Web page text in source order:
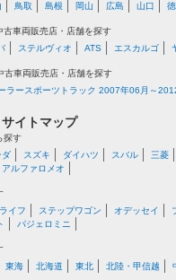
鳥取 島根 岡山 広島 山口
古車両販売店・店舗を探す
ステルヴィオ ATS エスカルゴ
古車両販売店・店舗を探す
ラースポーツトラック 2007年06月～
イトマップ
探す
ダ スズキ ダイハツ スバル 三菱
アルファロメオ
ライフ ステップワゴン オデッセイ
パジェロミニ
東海 北海道 東北 北陸・甲信越